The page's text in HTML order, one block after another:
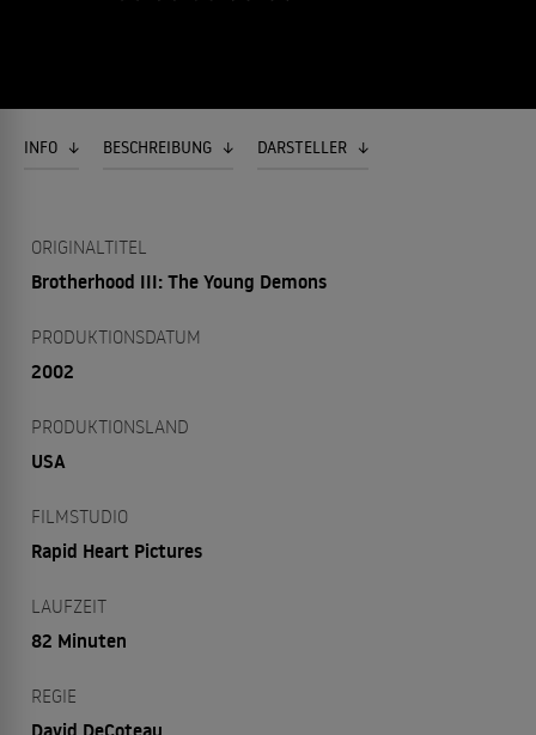
INFO BESCHREIBUNG DARSTELLER
ORIGINALTITEL
Brotherhood III: The Young Demons
PRODUKTIONSDATUM
2002
PRODUKTIONSLAND
USA
FILMSTUDIO
Rapid Heart Pictures
LAUFZEIT
82 Minuten
REGIE